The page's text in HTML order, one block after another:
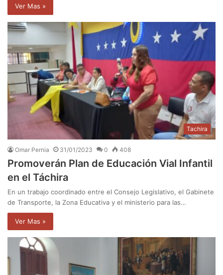
Ver Mas »
Tachira
Omar Pernia 31/01/2023 0 408
Promoverán Plan de Educación Vial Infantil
en el Táchira
En un trabajo coordinado entre el Consejo Legislativo, el Gabinete
de Transporte, la Zona Educativa y el ministerio para las…
Ver Mas »